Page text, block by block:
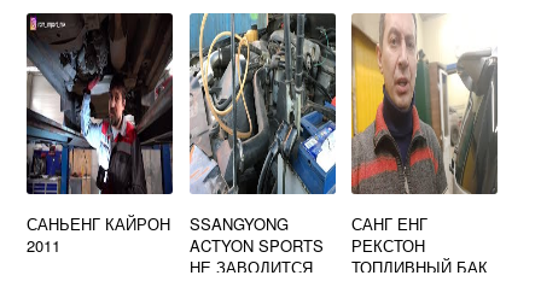
АКТИОН
САНЬЕНГ КАЙРОН
2011
SSANGYONG
ACTYON SPORTS
НЕ ЗАВОДИТСЯ
САНГ ЕНГ
РЕКСТОН
ТОПЛИВНЫЙ БАК